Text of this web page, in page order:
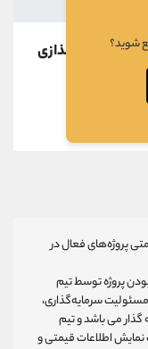
در حال بارگذازی
پروژه‌های فعال در
پروژه توسط تیم
سرمایه‌گذاری،
می باشد و تیم
اطلاعات قیمتی و
شوید؟